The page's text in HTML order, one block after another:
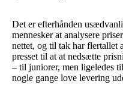
Det er efterhånden
mennesker at analysere
nettet, og til tak har flertallet
presset til at at nedsætte
– til juniorer, men ligeledes
nogle gange love levering